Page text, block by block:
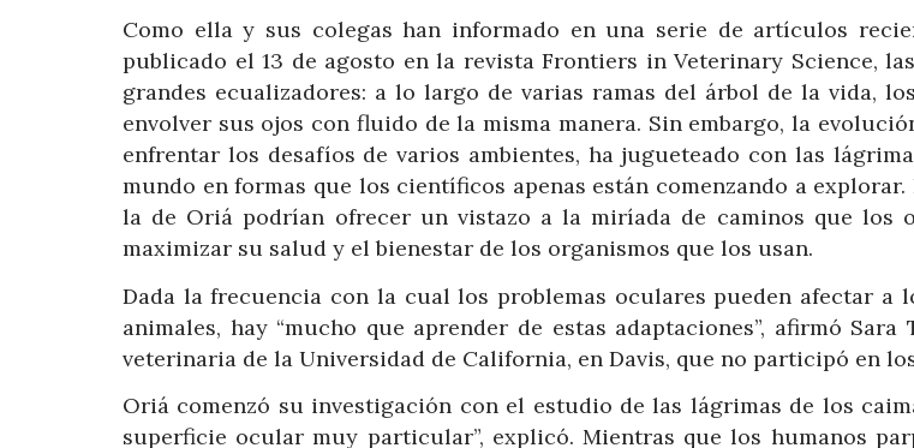
Como ella y sus colegas han informado en una serie de artículos
publicado el 13 de agosto en la revista Frontiers in Veterinary Science,
grandes ecualizadores: a lo largo de varias ramas del árbol de la vida,
envolver sus ojos con fluido de la misma manera. Sin embargo, la
enfrentar los desafíos de varios ambientes, ha jugueteado con las
mundo en formas que los científicos apenas están comenzando a
la de Oriá podrían ofrecer un vistazo a la miríada de caminos que los
maximizar su salud y el bienestar de los organismos que los usan.
Dada la frecuencia con la cual los problemas oculares pueden afectar a
animales, hay “mucho que aprender de estas adaptaciones”, afirmó Sara
veterinaria de la Universidad de California, en Davis, que no participó en
Oriá comenzó su investigación con el estudio de las lágrimas de los
superficie ocular muy particular”, explicó. Mientras que los humanos